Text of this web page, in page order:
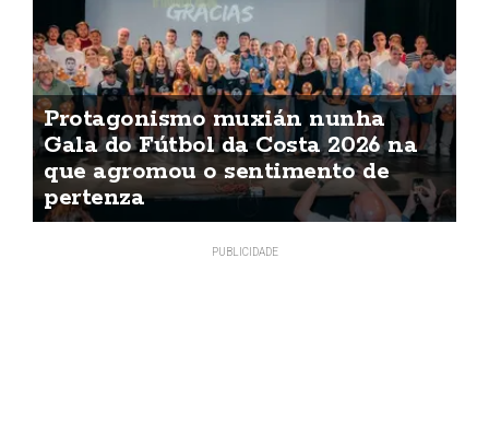
Protagonismo muxián nunha
Gala do Fútbol da Costa 2026 na
que agromou o sentimento de
pertenza